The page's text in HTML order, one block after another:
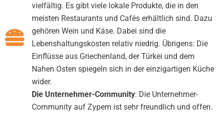
vielfältig. Es gibt viele lokale Produkte, die in den
meisten Restaurants und Cafés erhältlich sind. Dazu
gehören Wein und Käse. Dabei sind die
Lebenshaltungskosten relativ niedrig. Übrigens: Die
Einflüsse aus Griechenland, der Türkei und dem
Nahen Osten spiegeln sich in der einzigartigen Küche
wider.
Die Unternehmer-Community: Die Unternehmer-
Community auf Zypern ist sehr freundlich und offen.